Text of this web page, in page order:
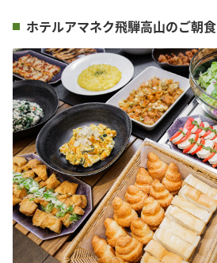
ホテルアマネク飛騨高山のご朝食